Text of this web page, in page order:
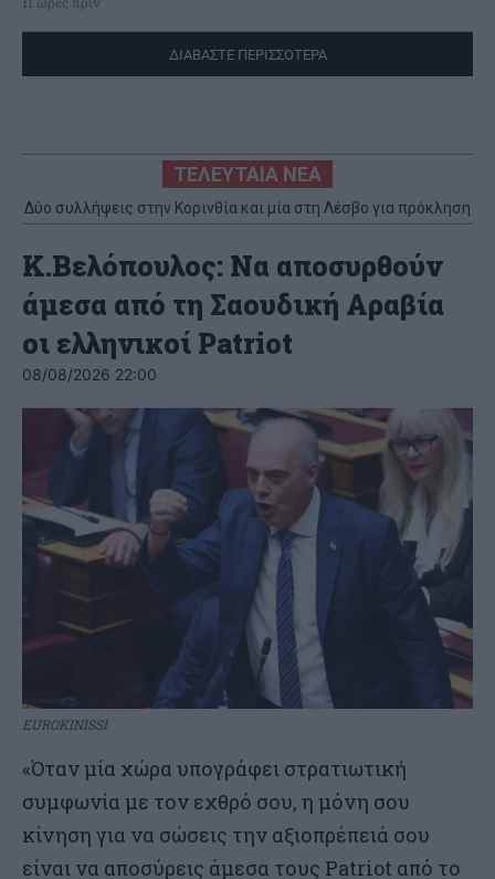
ΔΙΑΒΑΣΤΕ ΠΕΡΙΣΣΟΤΕΡΑ